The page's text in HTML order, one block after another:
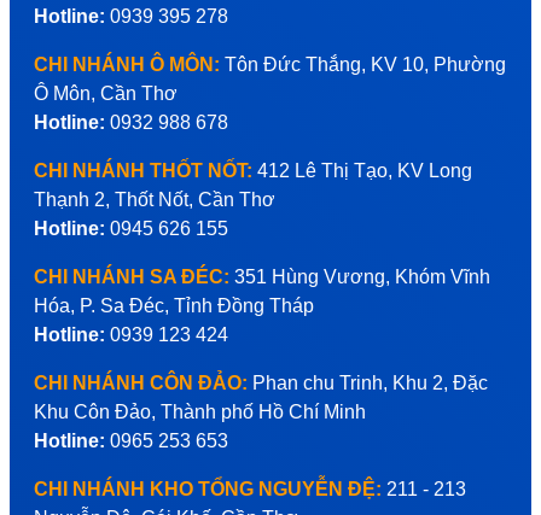
Hotline: 0939 395 278
CHI NHÁNH Ô MÔN: Tôn Đức Thắng, KV 10, Phường
Ô Môn, Cần Thơ
Hotline: 0932 988 678
CHI NHÁNH THỐT NỐT: 412 Lê Thị Tạo, KV Long
Thạnh 2, Thốt Nốt, Cần Thơ
Hotline: 0945 626 155
CHI NHÁNH SA ĐÉC: 351 Hùng Vương, Khóm Vĩnh
Hóa, P. Sa Đéc, Tỉnh Đồng Tháp
Hotline: 0939 123 424
CHI NHÁNH CÔN ĐẢO: Phan chu Trinh, Khu 2, Đặc
Khu Côn Đảo, Thành phố Hồ Chí Minh
Hotline: 0965 253 653
CHI NHÁNH KHO TỔNG NGUYỄN ĐỆ: 211 - 213